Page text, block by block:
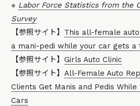
※ Labor Force Statistics from the
Survey
【参照サイト】 This all-female
a mani-pedi while your car gets a
【参照サイト】Girls Auto Clinic
【参照サイト】All-Female Auto
Clients Get Manis and Pedis While
Cars